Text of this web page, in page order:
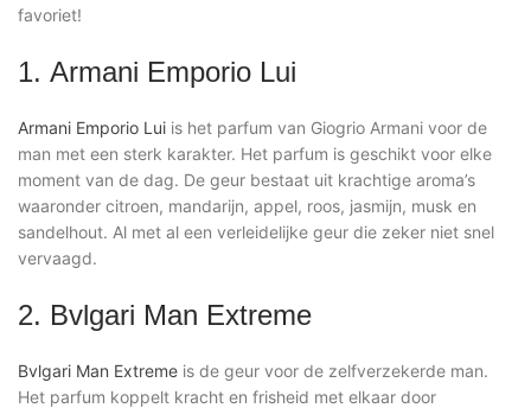
favoriet!
1. Armani Emporio Lui
Armani Emporio Lui is het parfum van Giogrio Armani voor de
man met een sterk karakter. Het parfum is geschikt voor elke
moment van de dag. De geur bestaat uit krachtige aroma’s
waaronder citroen, mandarijn, appel, roos, jasmijn, musk en
sandelhout. Al met al een verleidelijke geur die zeker niet snel
vervaagd.
2. Bvlgari Man Extreme
Bvlgari Man Extreme is de geur voor de zelfverzekerde man.
Het parfum koppelt kracht en frisheid met elkaar door